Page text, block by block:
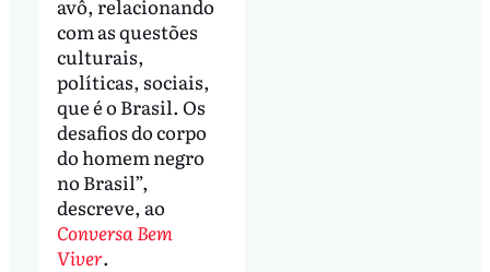
avô, relacionando
com as questões
culturais,
políticas, sociais,
que é o Brasil. Os
desafios do corpo
do homem negro
no Brasil”,
descreve, ao
Conversa Bem
Viver.